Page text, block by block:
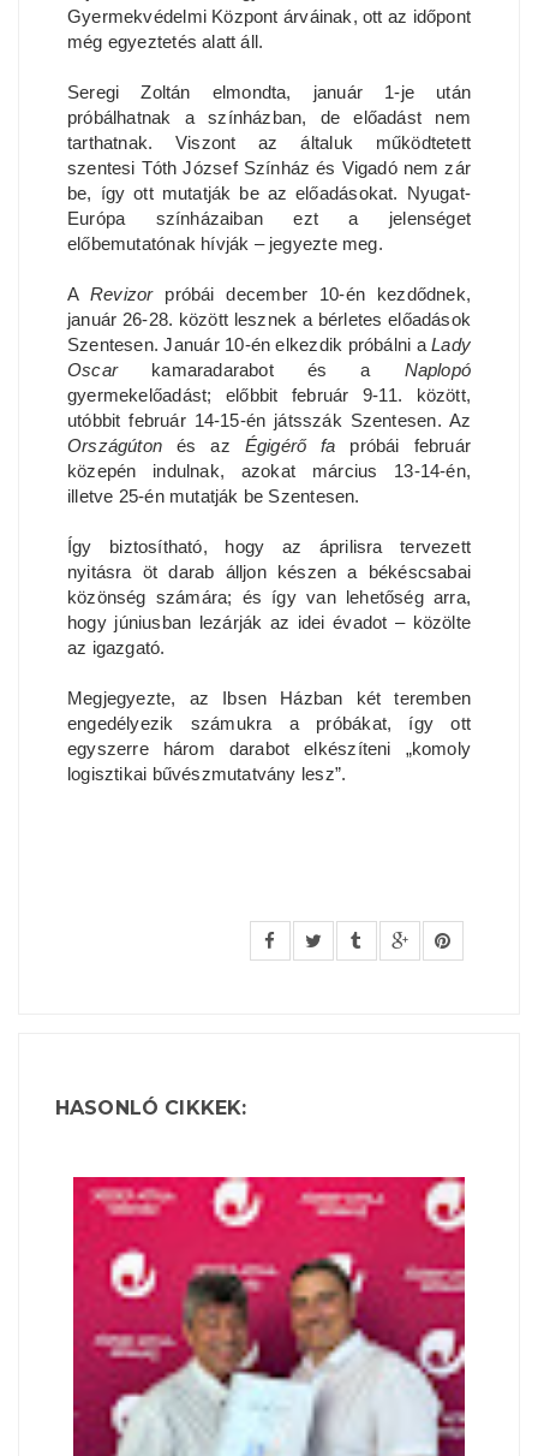
Gyermekvédelmi Központ árváinak, ott az időpont
még egyeztetés alatt áll.
Seregi Zoltán elmondta, január 1-je után
próbálhatnak a színházban, de előadást nem
tarthatnak. Viszont az általuk működtetett
szentesi Tóth József Színház és Vigadó nem zár
be, így ott mutatják be az előadásokat. Nyugat-
Európa színházaiban ezt a jelenséget
előbemutatónak hívják – jegyezte meg.
ARevizor próbái december 10-én kezdődnek,
január 26-28. között lesznek a bérletes előadások
Szentesen. Január 10-én elkezdik próbálni aLady
Oscarkamaradarabot és a Naplopó
gyermekelőadást; előbbit február 9-11. között,
utóbbit február 14-15-én játsszák Szentesen. Az
Országútonés az Égigérő fa próbái február
közepén indulnak, azokat március 13-14-én,
illetve 25-én mutatják be Szentesen.
Így biztosítható, hogy az áprilisra tervezett
nyitásra öt darab álljon készen a békéscsabai
közönség számára; és így van lehetőség arra,
hogy júniusban lezárják az idei évadot – közölte
az igazgató.
Megjegyezte, az Ibsen Házban két teremben
engedélyezik számukra a próbákat, így ott
egyszerre három darabot elkészíteni „komoly
logisztikai bűvészmutatvány lesz”.
HASONLÓ CIKKEK: